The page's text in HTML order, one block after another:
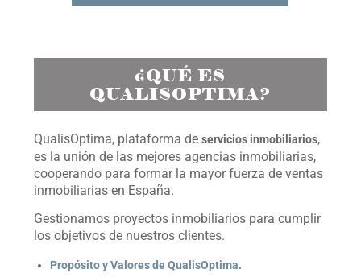
¿QUÉ ES
QUALISOPTIMA?
QualisOptima, plataforma deservicios inmobiliarios,
es la unión de las mejores agencias inmobiliarias,
cooperando para formar la mayor fuerza de ventas
inmobiliarias en España.
Gestionamos proyectos inmobiliarios para cumplir
los objetivos de nuestros clientes.
Propósito y Valores de QualisOptima.